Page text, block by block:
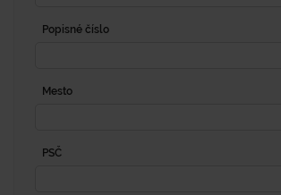
Popisné číslo
Mesto
PSČ